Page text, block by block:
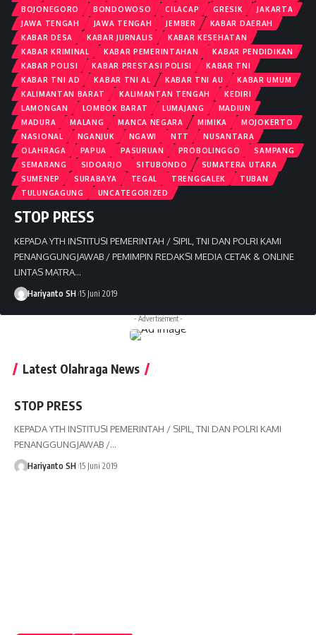
BOJONEGORO
BONDOWOSO CILACAP GRESIK
JAKARTA
JAWA TENGAH
JAWA TENGAH JEMBER
KABAR DAERAH
KABAR DESA
KABAR JURNALIS
KABAR KESEHATAN
KABAR KRIMINAL
KABAR PEMERINTAHAN
KABAR PENDIDIKAN
KABAR POLISI
KABAR PRESTASI POLISI
KABAR TNI
KABAR TNI AD
KABAR TNI AL KABAR TNI AU
KABAR UMUM
KALIMANTAN BARAT
KALIMANTAN TENGAH
KEDIRI
LAMONGAN
LOMBOK BARAT LUMAJANG
MADIUN
MADURA
MALANG MANCA NEGARA MIMIKA
MOJOKERTO
NASIONAL
NGANJUK NGAWI NTT
NUSANTARA
OLAHRAGA
PAPUA PASURUAN PROBOLINGGO
SAMPANG
SEMARANG
SIDOARJO SITUBONDO
SUMATERA UTARA
SUMENEP
SURABAYA TEGAL TRENGGALEK
TUBAN
TULUNGAGUNG
UNCATEGORIZED
STOP PRESS
KEPADA YTH INSTITUSI PEMERINTAH / SIPIL, TNI DAN POLRI KAMI
PENANGGUNGJAWAB / PEMIMPIN REDAKSI MEDIA CETAK & ONLINE
LINTAS MATRA…
Hariyanto SH 15 Juni 2019
- Advertisement -
Latest Olahraga News
STOP PRESS
KEPADA YTH INSTITUSI PEMERINTAH / SIPIL, TNI DAN POLRI KAMI
PENANGGUNGJAWAB /…
Hariyanto SH 15 Juni 2019